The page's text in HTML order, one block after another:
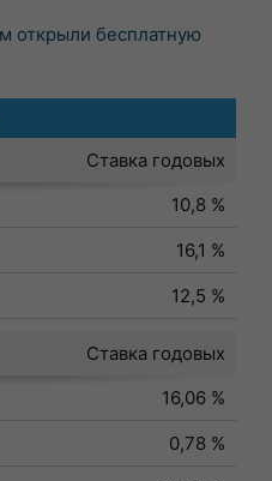
открыли бесплатную
Ставка годовых
10,8 %
16,1 %
12,5 %
Ставка годовых
16,06 %
0,78 %